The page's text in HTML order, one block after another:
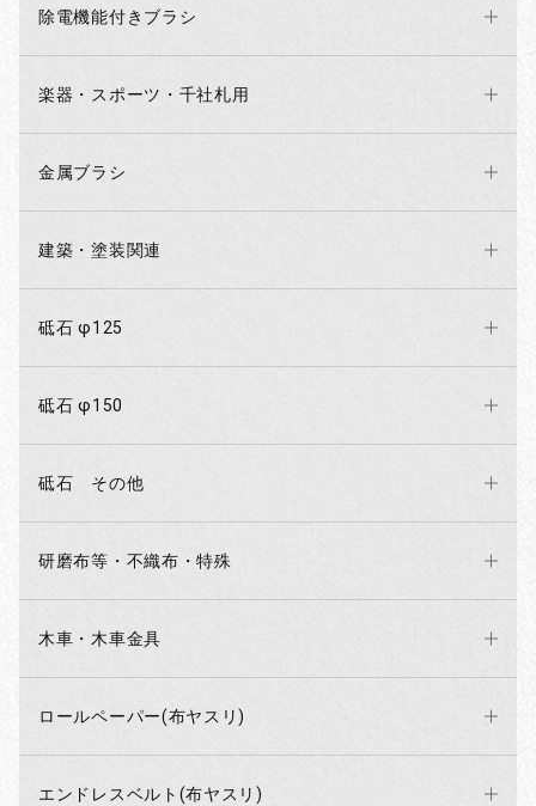
除電機能付きブラシ
楽器・スポーツ・千社札用
金属ブラシ
建築・塗装関連
砥石 φ125
砥石 φ150
砥石 その他
研磨布等・不織布・特殊
木車・木車金具
ロールペーパー(布ヤスリ)
エンドレスベルト(布ヤスリ)